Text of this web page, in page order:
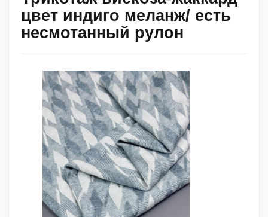
цвет индиго меланж/ есть
несмотанный рулон